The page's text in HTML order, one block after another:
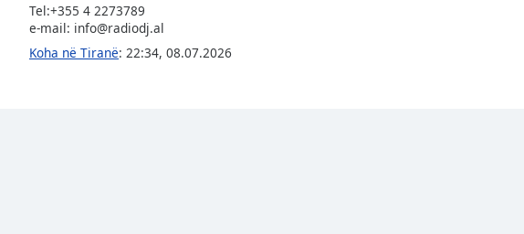
modal
window.
Tel:+355 4 2273789
e-mail: info@radiodj.al
Koha në Tiranë: 22:34, 08.07.2026